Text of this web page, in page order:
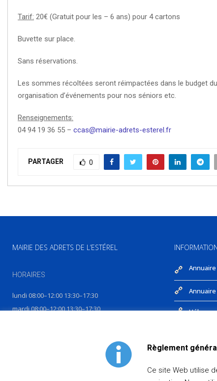
Tarif: 20€ (Gratuit pour les – 6 ans) pour 4 cartons
Buvette sur place.
Sans réservations.
Les sommes récoltées seront réimpactées dans le budget
organisation d’événements pour nos séniors etc.
Renseignements:
04 94 19 36 55 –ccas@mairie-adrets-esterel.fr
PARTAGER 0
MAIRIE DES ADRETS DE L’ESTÉREL
HORAIRES
lundi 08:00–12:00 13:30–17:30
mardi 08:00–12:00 13:30–17:30
vendredi 08:00–12:00 14:00–17:00
Règlement
Ce site Web utilise